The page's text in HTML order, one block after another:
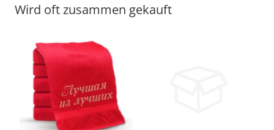
Wird oft zusammen gekauft